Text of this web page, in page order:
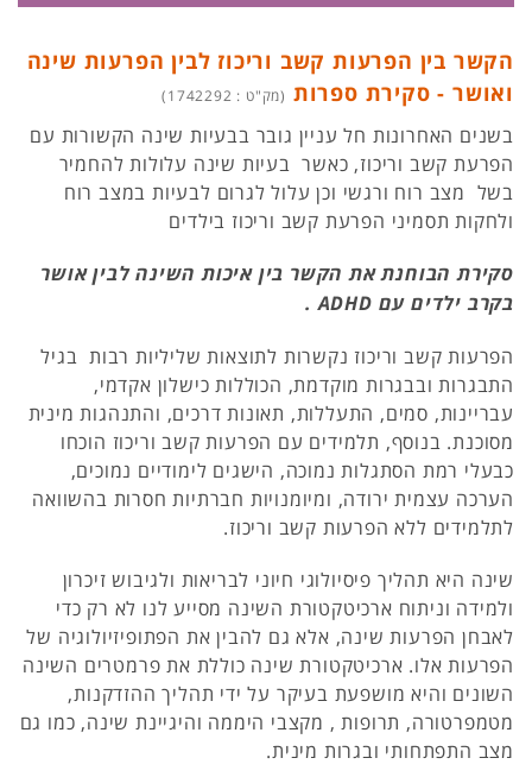
הקשר בין הפרעות קשב וריכוז לבין הפרעות שינה
ואושר - סקירת ספרות (מק"ט : 1742292)
בשנים האחרונות חל עניין גובר בבעיות שינה הקשורות עם
הפרעת קשב וריכוז, כאשר בעיות שינה עלולות להחמיר
בשל מצב רוח ורגשי וכן עלול לגרום לבעיות במצב רוח
ולחקות תסמיני הפרעת קשב וריכוז בילדים
סקירת הבוחנת את הקשר בין איכות השינה לבין אושר
בקרב ילדים עם ADHD .
הפרעות קשב וריכוז נקשרות לתוצאות שליליות רבות בגיל
התבגרות ובבגרות מוקדמת, הכוללות כישלון אקדמי,
עבריינות, סמים, התעללות, תאונות דרכים, והתנהגות מינית
מסוכנת. בנוסף, תלמידים עם הפרעות קשב וריכוז הוכחו
כבעלי רמת הסתגלות נמוכה, הישגים לימודיים נמוכים,
הערכה עצמית ירודה, ומיומנויות חברתיות חסרות בהשוואה
לתלמידים ללא הפרעות קשב וריכוז.
שינה היא תהליך פיסיולוגי חיוני לבריאות ולגיבוש זיכרון
ולמידה וניתוח ארכיטקטורת השינה מסייע לנו לא רק כדי
לאבחן הפרעות שינה, אלא גם להבין את הפתופיזיולוגיה של
הפרעות אלו. ארכיטקטורת שינה כוללת את פרמטרים השינה
השונים והיא מושפעת בעיקר על ידי תהליך ההזדקנות,
מטמפרטורה, תרופות , מקצבי היממה והיגיינת שינה, כמו גם
מצב התפתחותי ובגרות מינית.